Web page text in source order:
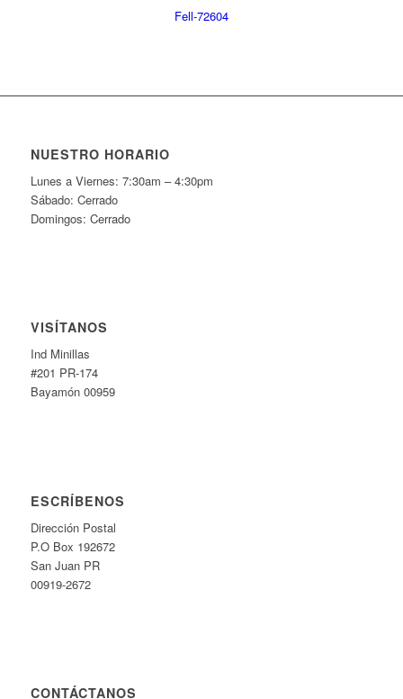
Fell-72604
NUESTRO HORARIO
Lunes a Viernes: 7:30am – 4:30pm
Sábado: Cerrado
Domingos: Cerrado
VISÍTANOS
Ind Minillas
#201 PR-174
Bayamón 00959
ESCRÍBENOS
Dirección Postal
P.O Box 192672
San Juan PR
00919-2672
CONTÁCTANOS